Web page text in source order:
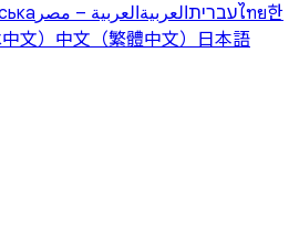
עבריתالعربيةالعربية – مصر ไทย한
文） 中文（繁體中文） 日本語